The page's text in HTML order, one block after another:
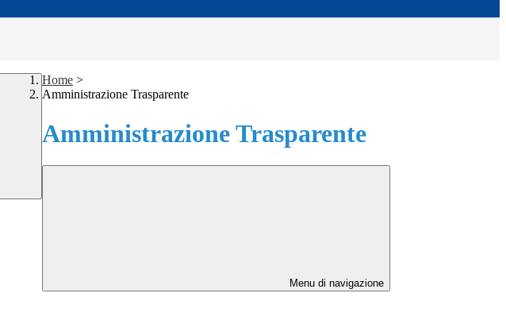
Home >
Amministrazione Trasparente
Amministrazione Trasparente
Menu di navigazione